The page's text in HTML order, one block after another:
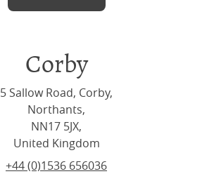
Corby
5 Sallow Road, Corby,
Northants,
NN17 5JX,
United Kingdom
+44 (0)1536 656036